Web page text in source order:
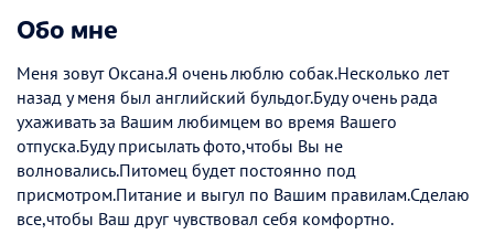
Обо мне
Меня зовут Оксана.Я очень люблю собак.Несколько лет
назад у меня был английский бульдог.Буду очень рада
ухаживать за Вашим любимцем во время Вашего
отпуска.Буду присылать фото,чтобы Вы не
волновались.Питомец будет постоянно под
присмотром.Питание и выгул по Вашим правилам.Сделаю
все,чтобы Ваш друг чувствовал себя комфортно.